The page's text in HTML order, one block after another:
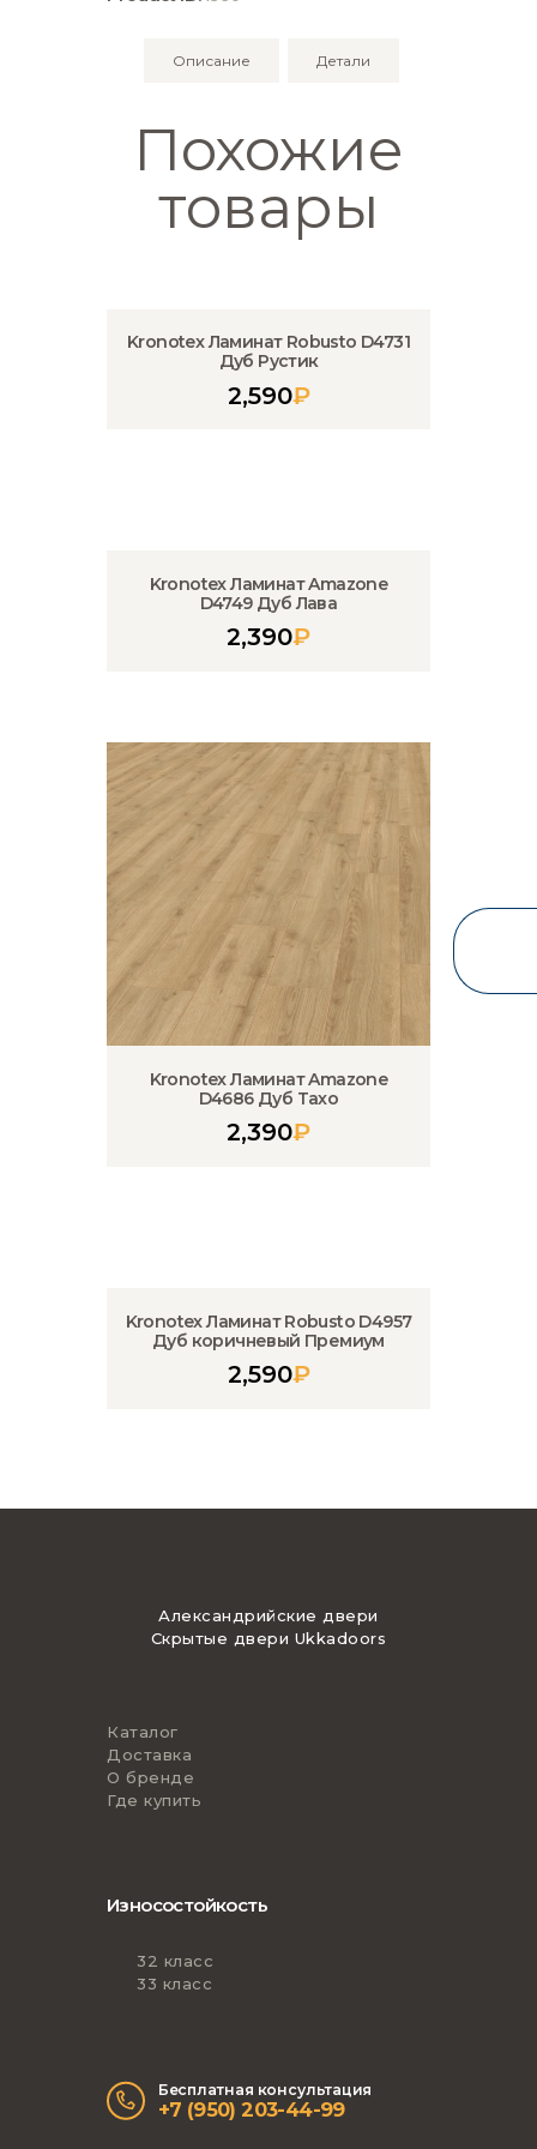
Описание Детали
Похожие
товары
Kronotex Ламинат Robusto D4731
Дуб Рустик
2,590₽
Kronotex Ламинат Amazone
D4749 Дуб Лава
2,390₽
Kronotex Ламинат Amazone
D4686 Дуб Тахо
2,390₽
Kronotex Ламинат Robusto D4957
Дуб коричневый Премиум
2,590₽
Александрийские двери
Скрытые двери Ukkadoors
Каталог
Доставка
О бренде
Где купить
Износостойкость
32 класс
33 класс
Бесплатная консультация
+7 (950) 203-44-99